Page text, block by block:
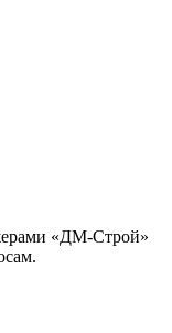
«ДМ-Строй»